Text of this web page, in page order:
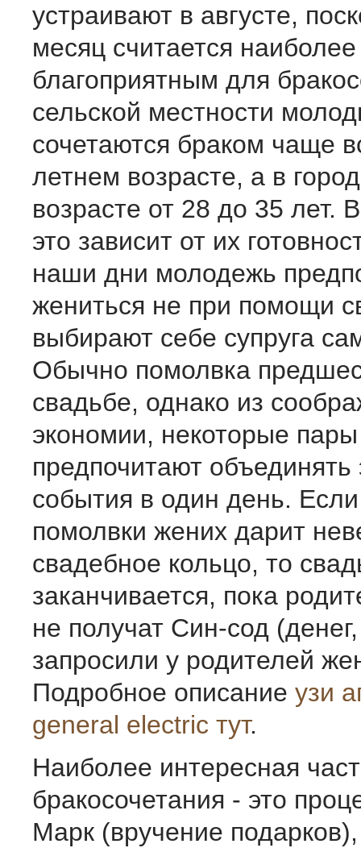
устраивают в августе,
месяц считается наиболее
благоприятным для
сельской местности
сочетаются браком чаще
летнем возрасте, а в
возрасте от 28 до 35 лет.
это зависит от их
наши дни молодежь
жениться не при помощи
выбирают себе супруга
Обычно помолвка
свадьбе, однако из
экономии, некоторые пары
предпочитают объединять
события в один день.
помолвки жених дарит
свадебное кольцо, то
заканчивается, пока
не получат Син-сод
запросили у родителей
Подробное описание узи
general electric тут.
Наиболее интересная
бракосочетания - это
Марк (вручение